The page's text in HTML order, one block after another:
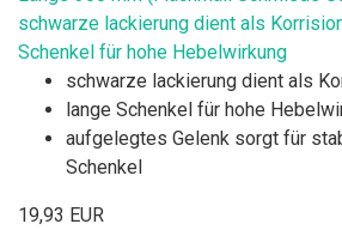
schwarze lackierung dient als
Schenkel für hohe Hebelwirkung
schwarze lackierung dient als
lange Schenkel für hohe
aufgelegtes Gelenk sorgt für
Schenkel
19,93 EUR